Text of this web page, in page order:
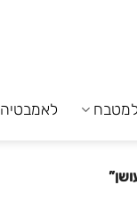
למטבח לאמבטיה